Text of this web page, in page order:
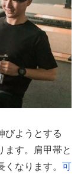
びようとする
ます。肩甲帯と
なります。 可